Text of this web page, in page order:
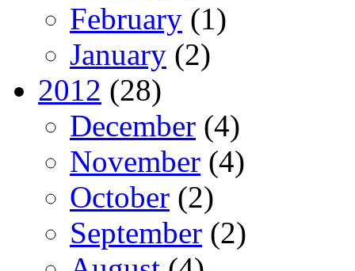
February (1)
January (2)
2012 (28)
December (4)
November (4)
October (2)
September (2)